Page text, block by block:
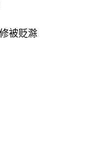
被贬滁